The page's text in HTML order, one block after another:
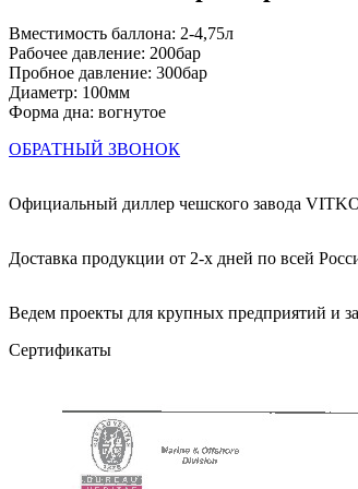
Вместимость баллона: 2-4,75л
Рабочее давление: 200бар
Пробное давление: 300бар
Диаметр: 100мм
Форма дна: вогнутое
ОБРАТНЫЙ ЗВОНОК
Официальный диллер чешского завода
Доставка продукции от 2-х дней по всей
Ведем проекты для крупных предприятий и
Сертификаты